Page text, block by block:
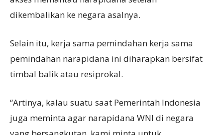
dikembalikan ke negara asalnya.
Selain itu, kerja sama pemindahan kerja sama
pemindahan narapidana ini diharapkan bersifat
timbal balik atau resiprokal.
“Artinya, kalau suatu saat Pemerintah Indonesia
juga meminta agar narapidana WNI di negara